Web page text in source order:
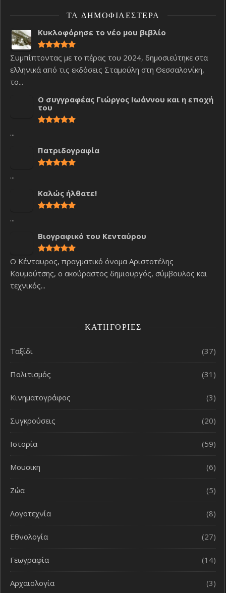
ΤΑ ΔΗΜΟΦΙΛΈΣΤΕΡΑ
Κυκλοφόρησε το νέο μου βιβλίο
Συμπίπτοντας με το πέρας του 2024, δημοσιεύτηκε στα
ελληνικά από τις εκδόσεις Σταμούλη στη Θεσσαλονίκη,
το...
Ο συγγραφέας Γιώργος Ιωάννου και η εποχή
του
...
Πατριδογραφία
...
Καλώς ήλθατε!
...
Βιογραφικό του Κενταύρου
Ο Κένταυρος, πραγματικό όνομα Αριστοτέλης
Κουμούτσης, ο ακούραστος δημιουργός, σύμβουλος και
τεχνικός...
ΚΑΤΗΓΟΡΊΕΣ
Ταξίδι (37)
Πολιτισμός (31)
Κινηματογράφος (3)
Συγκρούσεις (20)
Ιστορία (59)
Μουσικη (6)
Ζώα (5)
Λογοτεχνία (8)
Εθνολογία (27)
Γεωγραφία (14)
Αρχαιολογία (3)